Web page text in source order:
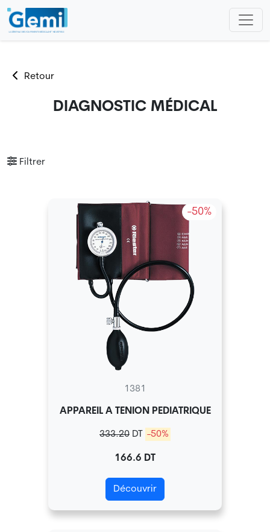
Retour
DIAGNOSTIC MÉDICAL
Filtrer
1381
APPAREIL A TENION PEDIATRIQUE
-50%
333.20 DT -50%
166.6 DT
Découvrir